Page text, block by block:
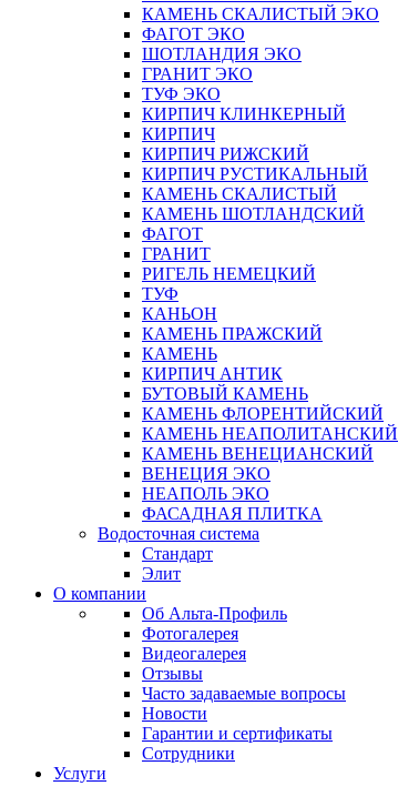
КАМЕНЬ СКАЛИСТЫЙ ЭКО
ФАГОТ ЭКО
ШОТЛАНДИЯ ЭКО
ГРАНИТ ЭКО
ТУФ ЭКО
КИРПИЧ КЛИНКЕРНЫЙ
КИРПИЧ
КИРПИЧ РИЖСКИЙ
КИРПИЧ РУСТИКАЛЬНЫЙ
КАМЕНЬ СКАЛИСТЫЙ
КАМЕНЬ ШОТЛАНДСКИЙ
ФАГОТ
ГРАНИТ
РИГЕЛЬ НЕМЕЦКИЙ
ТУФ
КАНЬОН
КАМЕНЬ ПРАЖСКИЙ
КАМЕНЬ
КИРПИЧ АНТИК
БУТОВЫЙ КАМЕНЬ
КАМЕНЬ ФЛОРЕНТИЙСКИЙ
КАМЕНЬ НЕАПОЛИТАНСКИЙ
КАМЕНЬ ВЕНЕЦИАНСКИЙ
ВЕНЕЦИЯ ЭКО
НЕАПОЛЬ ЭКО
ФАСАДНАЯ ПЛИТКА
Водосточная система
Стандарт
Элит
О компании
Об Альта-Профиль
Фотогалерея
Видеогалерея
Отзывы
Часто задаваемые вопросы
Новости
Гарантии и сертификаты
Сотрудники
Услуги